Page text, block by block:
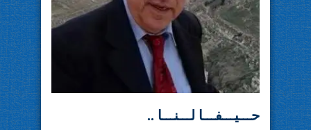
حـــيـــفـــا لـــنـــا ..